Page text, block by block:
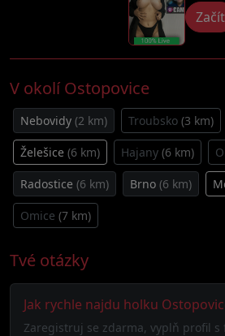
Začít
V okolí Ostopovice
Nebovidy (2 km) Troubsko (3 km)
Želešice (6 km) Hajany (6 km)
Radostice (6 km) Brno (6 km)
Omice (7 km)
Tvé otázky
Jak rychle najdu holku
Zaregistruj se zdarma, vyplň profil s